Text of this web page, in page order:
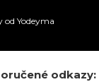
od Yodeyma
odkazy: